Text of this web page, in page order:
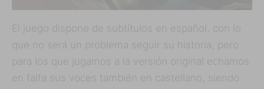
El juego dispone de subtítulos en español, con lo
que no será un problema seguir su historia, pero
para los que jugamos a la versión original echamos
en falta sus voces también en castellano, siendo